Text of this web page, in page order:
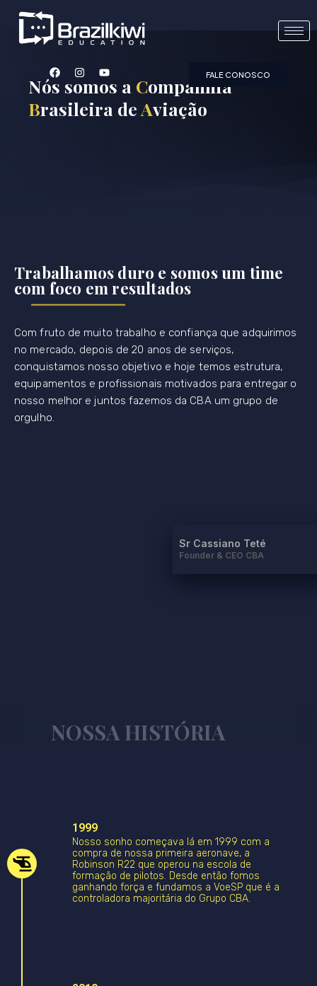
FALE CONOSCO
Nós somos a Companhia
Brasileira de Aviação
Trabalhamos duro e somos um time
com foco em resultados
Com fruto de muito trabalho e confiança que adquirimos
no mercado, depois de 20 anos de serviços,
conquistamos nosso objetivo e hoje temos estrutura,
equipamentos e profissionais motivados para entregar o
nosso melhor e juntos fazemos da CBA um grupo de
orgulho.
Sr Cassiano Teté
Founder & CEO CBA
NOSSA HISTÓRIA
1999
Nosso sonho começava lá em 1999 com a
compra de nossa primeira aeronave, a
Robinson R22 que operou na escola de
formação de pilotos. Desde então fomos
ganhando força e fundamos a VoeSP que é a
controladora majoritária do Grupo CBA.